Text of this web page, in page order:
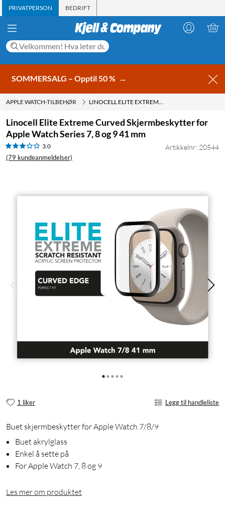
PRIVATPERSON BEDRIFT
SOMMERSALG – Opptil 50 % →
APPLE WATCH-TILBEHØR LINOCELL ELITE EXTREME CURVED SKJERMBESKYTTER FOR APPLE WATCH SERIES 7, 8 OG 9 41 MM
Linocell Elite Extreme Curved Skjermbeskytter for
Apple Watch Series 7, 8 og 9 41 mm
3.0
(79 kundeanmeldelser)
Artikkelnr: 20544
1 liker Legg til handleliste
Buet skjermbeskytter for Apple Watch 7/8/9
Buet akrylglass
Enkel å sette på
For Apple Watch 7, 8 og 9
Les mer om produktet